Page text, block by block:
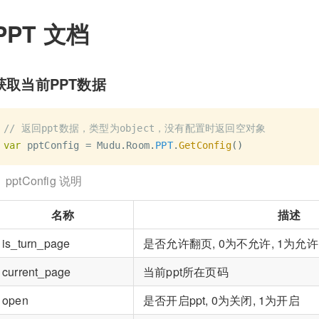
文档
取当前PPT数据
// 返回ppt数据，类型为object，没有配置时返回空对象
var pptConfig = Mudu. Room. PPT.GetConfig( )
pptConfig 说明
名称
描述
is_turn_page
是否允许翻页, 0为不允许, 1为允许
current_page
当前ppt所在页码
open
是否开启ppt, 0为关闭, 1为开启